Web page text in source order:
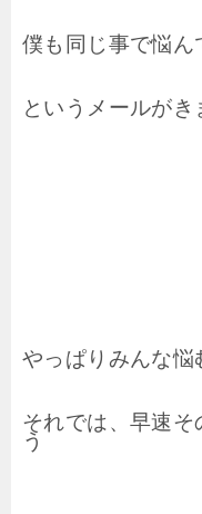
僕も同じ事で悩ん
というメールがき
やっぱりみんな悩
それでは、早速そ
う